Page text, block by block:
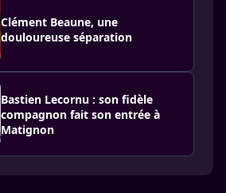
Clément Beaune, une
douloureuse séparation
Bastien Lecornu : son fidèle
compagnon fait son entrée à
Matignon